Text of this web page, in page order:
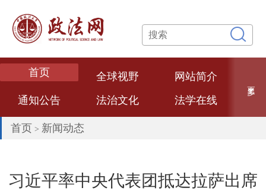
首页 全球视野
网站简介
通知公告
法治文化
法学在线
专题专栏
热点评述
经典案例
法大文创
首页 > 新闻动态
习近平率中央代表团抵达拉萨出席